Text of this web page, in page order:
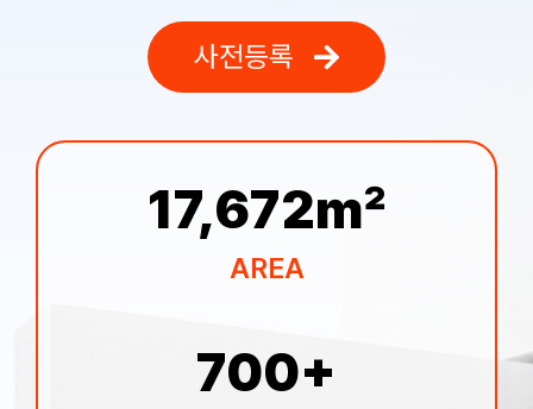
사전등록
17,672㎡
AREA
700+